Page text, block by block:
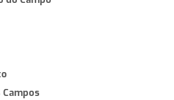
Campos